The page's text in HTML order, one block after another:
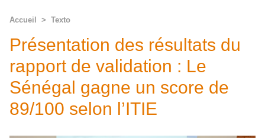
Accueil > Texto
Présentation des résultats du
rapport de validation : Le
Sénégal gagne un score de
89/100 selon l’ITIE